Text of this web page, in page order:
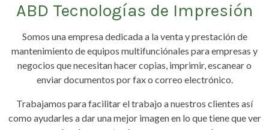
ABD Tecnologías de Impresión
Somos una empresa dedicada a la venta y prestación de
mantenimiento de equipos multifunciónales para empresas y
negocios que necesitan hacer copias, imprimir, escanear o
enviar documentos por fax o correo electrónico.
Trabajamos para facilitar el trabajo a nuestros clientes así
como ayudarles a dar una mejor imagen en lo que tiene que ver